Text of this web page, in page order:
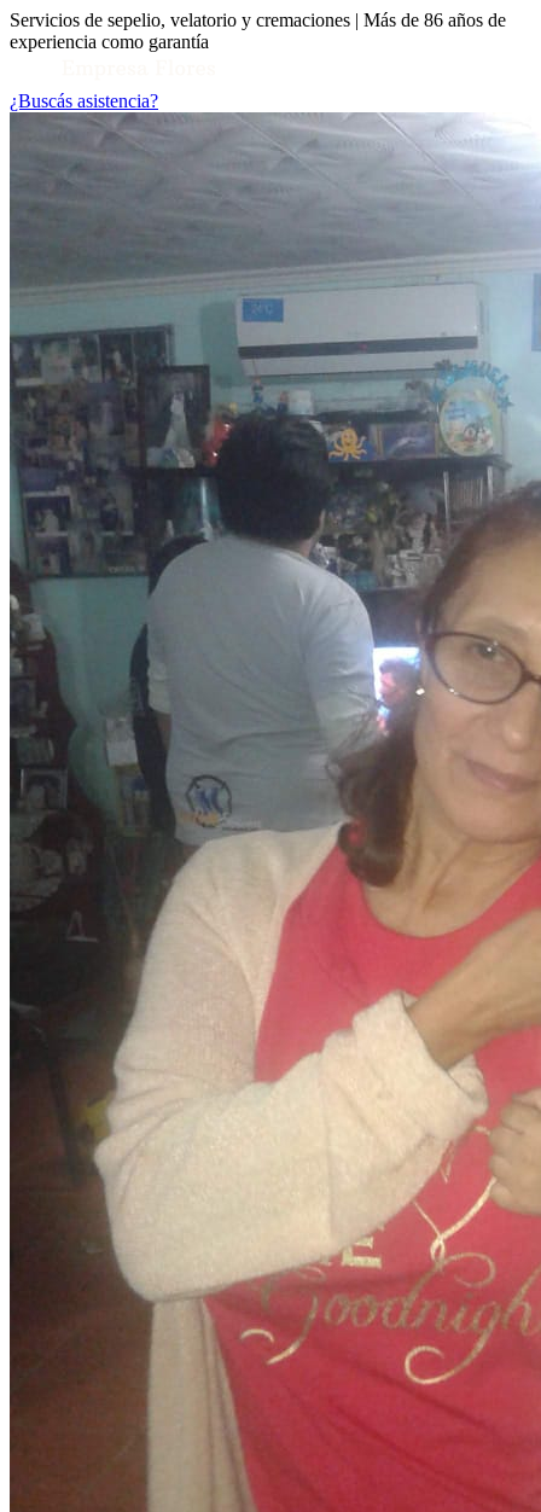
Servicios de sepelio, velatorio y cremaciones | Más de 86 años de
experiencia como garantía
Toggle Conocenos submenu
¿Buscás asistencia?